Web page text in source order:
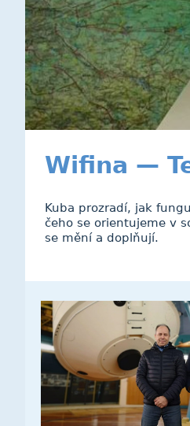
Wifina —
Kuba prozradí, jak
čeho se orientujeme v
se mění a doplňují.